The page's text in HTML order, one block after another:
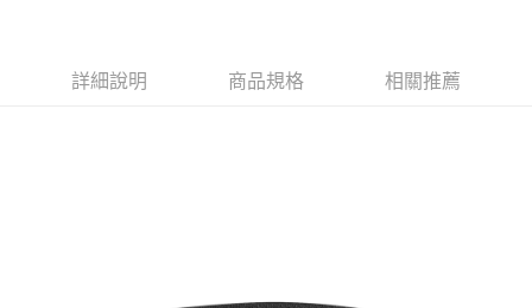
詳細說明 商品規格 相關推薦